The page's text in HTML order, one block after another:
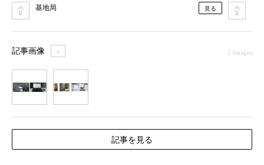
基地局 見る
記事画像 ＋ 2 Images
記事を見る